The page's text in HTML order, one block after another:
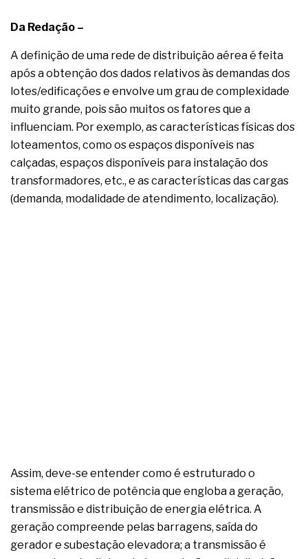
Da Redação –
A definição de uma rede de distribuição aérea é feita
após a obtenção dos dados relativos às demandas dos
lotes/edificações e envolve um grau de complexidade
muito grande, pois são muitos os fatores que a
influenciam. Por exemplo, as características físicas dos
loteamentos, como os espaços disponíveis nas
calçadas, espaços disponíveis para instalação dos
transformadores, etc., e as características das cargas
(demanda, modalidade de atendimento, localização).
Assim, deve-se entender como é estruturado o
sistema elétrico de potência que engloba a geração,
transmissão e distribuição de energia elétrica. A
geração compreende pelas barragens, saída do
gerador e subestação elevadora; a transmissão é